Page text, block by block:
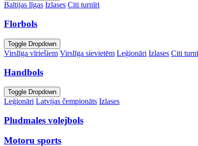
Baltijas līgas Izlases Citi turnīri
Florbols
Toggle Dropdown
Virslīga vīriešiem Virslīga sievietēm Leģionāri Izlases Citi
Handbols
Toggle Dropdown
Leģionāri Latvijas čempionāts Izlases
Pludmales volejbols
Motoru sports